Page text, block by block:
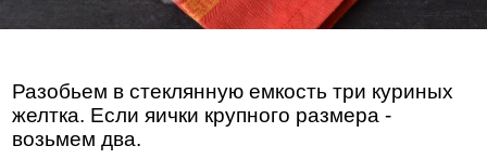
Разобьем в стеклянную емкость три куриных
желтка. Если яички крупного размера -
возьмем два.